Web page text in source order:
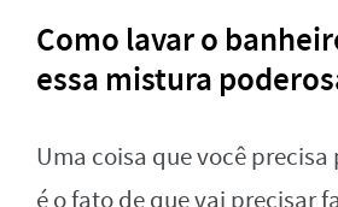
Como lavar o
essa mistura
Uma coisa que você